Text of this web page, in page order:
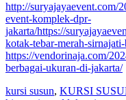
http://suryajayaevent.com/
event-komplek-dpr-
jakarta/https://
kotak-tebar-merah-
https://vendorinaja.com/
berbagai-ukuran-di-jakarta/
kursi susun, KURSI